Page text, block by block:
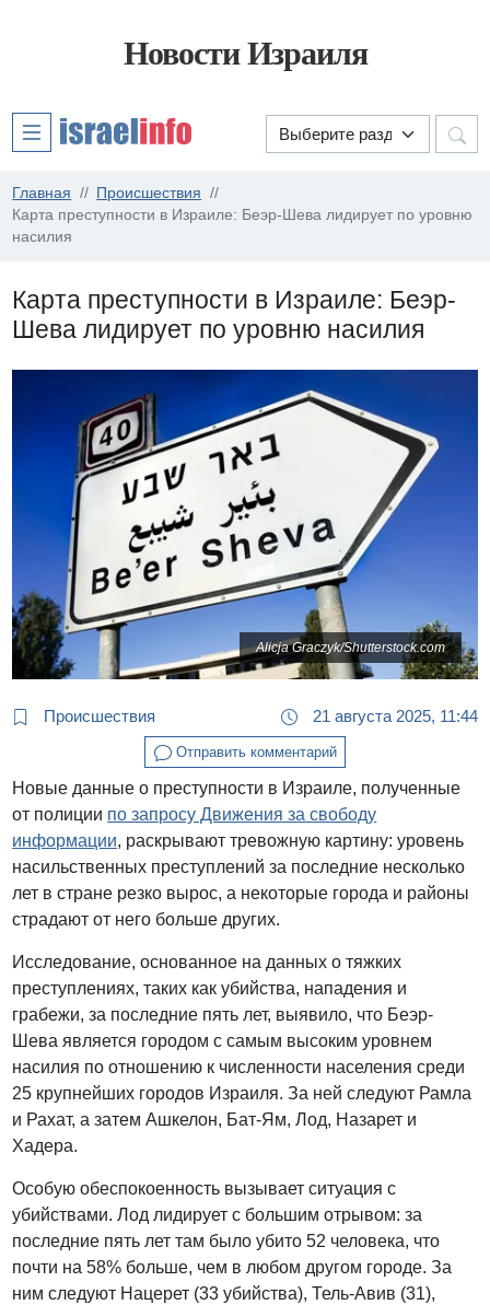
Новости Израиля
Главная
Происшествия
Карта преступности в Израиле: Беэр-Шева лидирует по уровню
насилия
Карта преступности в Израиле: Беэр-
Шева лидирует по уровню насилия
Alicja Graczyk/Shutterstock.com
Происшествия 21 августа 2025, 11:44
Отправить комментарий
Новые данные о преступности в Израиле, полученные
от полиции по запросу Движения за свободу
информации, раскрывают тревожную картину: уровень
насильственных преступлений за последние несколько
лет в стране резко вырос, а некоторые города и районы
страдают от него больше других.
Исследование, основанное на данных о тяжких
преступлениях, таких как убийства, нападения и
грабежи, за последние пять лет, выявило, что Беэр-
Шева является городом с самым высоким уровнем
насилия по отношению к численности населения среди
25 крупнейших городов Израиля. За ней следуют Рамла
и Рахат, а затем Ашкелон, Бат-Ям, Лод, Назарет и
Хадера.
Особую обеспокоенность вызывает ситуация с
убийствами. Лод лидирует с большим отрывом: за
последние пять лет там было убито 52 человека, что
почти на 58% больше, чем в любом другом городе. За
ним следуют Нацерет (33 убийства), Тель-Авив (31),